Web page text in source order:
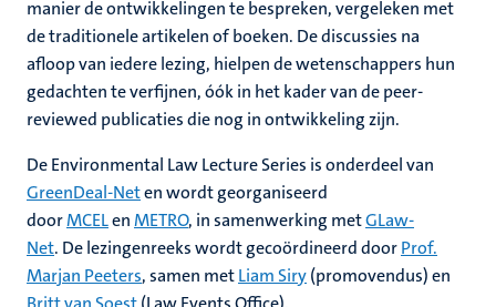
manier de ontwikkelingen te bespreken, vergeleken met
de traditionele artikelen of boeken. De discussies na
afloop van iedere lezing, hielpen de wetenschappers hun
gedachten te verfijnen, óók in het kader van de peer-
reviewed publicaties die nog in ontwikkeling zijn.
De Environmental Law Lecture Series is onderdeel van
GreenDeal-Neten wordt georganiseerd
doorMCELenMETRO, in samenwerking metGLaw-
Net. De lezingenreeks wordt gecoördineerd doorProf.
Marjan Peeters, samen metLiam Siry(promovendus) en